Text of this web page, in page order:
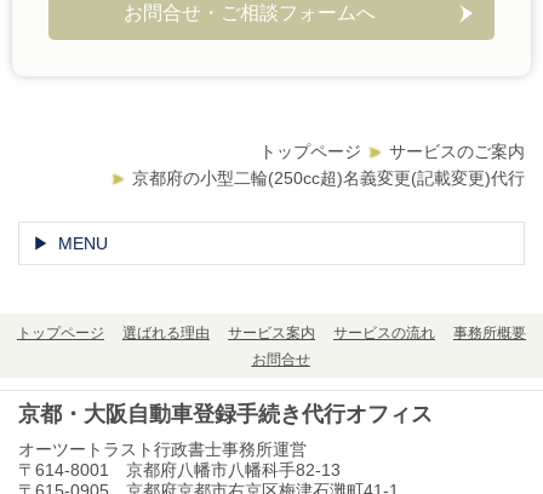
お問合せ・ご相談フォームへ
トップページ
サービスのご案内
京都府の小型二輪(250cc超)名義変更(記載変更)代行
MENU
トップページ 選ばれる理由 サービス案内 サービスの流れ
事務所概要
お問合せ
京都・大阪自動車登録手続き代行オフィス
オーツートラスト行政書士事務所運営
〒614-8001 京都府八幡市八幡科手82-13